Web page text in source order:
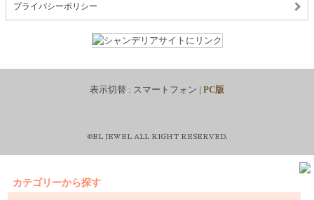
プライバシーポリシー
表示切替 : スマートフォン | PC版
©EL JEWEL ALL RIGHT RESERVED.
カテゴリーから探す